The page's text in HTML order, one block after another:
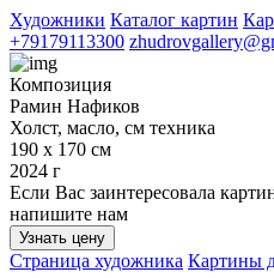
Художники Каталог картин
+79179113300
Композиция
Рамин Нафиков
Холст, масло, см техника
190 х 170 см
2024 г
Если Вас заинтересовала
напишите нам
Узнать цену
Страница художника Картины